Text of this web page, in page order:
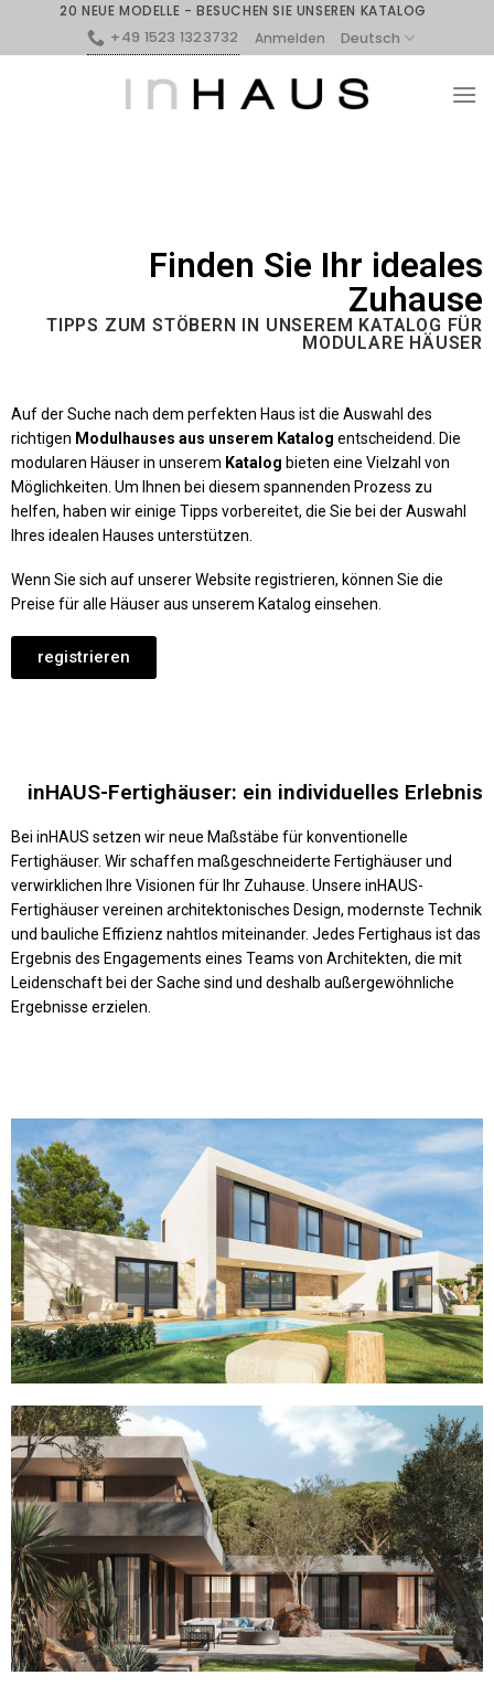
20 NEUE MODELLE - BESUCHEN SIE UNSEREN KATALOG
+49 1523 1323732
Anmelden Deutsch
Finden Sie Ihr ideales
Zuhause
TIPPS ZUM STÖBERN IN UNSEREM KATALOG FÜR
MODULARE HÄUSER
Auf der Suche nach dem perfekten Haus ist die Auswahl des
richtigen Modulhauses aus unserem Katalog entscheidend. Die
modularen Häuser in unserem Katalog bieten eine Vielzahl von
Möglichkeiten. Um Ihnen bei diesem spannenden Prozess zu
helfen, haben wir einige Tipps vorbereitet, die Sie bei der Auswahl
Ihres idealen Hauses unterstützen.
Wenn Sie sich auf unserer Website registrieren, können Sie die
Preise für alle Häuser aus unserem Katalog einsehen.
registrieren
inHAUS-Fertighäuser: ein individuelles Erlebnis
Bei inHAUS setzen wir neue Maßstäbe für konventionelle
Fertighäuser. Wir schaffen maßgeschneiderte Fertighäuser und
verwirklichen Ihre Visionen für Ihr Zuhause. Unsere inHAUS-
Fertighäuser vereinen architektonisches Design, modernste Technik
und bauliche Effizienz nahtlos miteinander. Jedes Fertighaus ist das
Ergebnis des Engagements eines Teams von Architekten, die mit
Leidenschaft bei der Sache sind und deshalb außergewöhnliche
Ergebnisse erzielen.